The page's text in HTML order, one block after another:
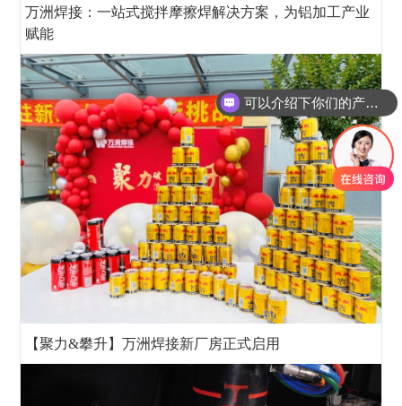
万洲焊接：一站式搅拌摩擦焊解决方案，为铝加工产业
赋能
【聚力&攀升】万洲焊接新厂房正式启用
可以介绍下你们的产品么
你们是怎么收费的呢